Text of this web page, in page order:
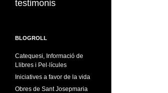
testimonis
BLOGROLL
Catequesi, Informació de
Llibres i Pel·lícules
Iniciatives a favor de la vida
Obres de Sant Josepmaria